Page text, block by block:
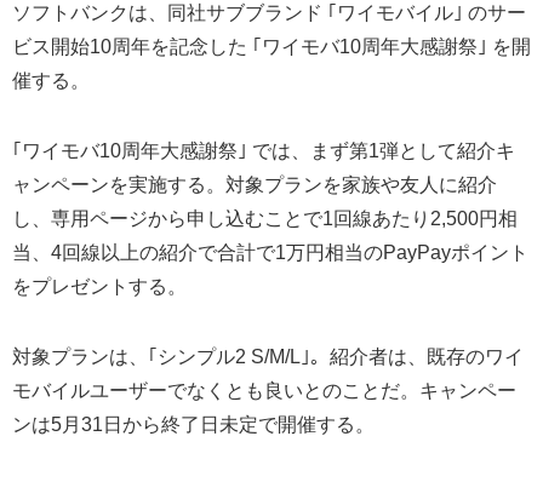
ソフトバンクは、同社サブブランド ｢ワイモバイル｣ のサー
ビス開始10周年を記念した ｢ワイモバ10周年大感謝祭｣ を開
催する。
｢ワイモバ10周年大感謝祭｣ では、まず第1弾として紹介キ
ャンペーンを実施する。対象プランを家族や友人に紹介
し、専用ページから申し込むことで1回線あたり2,500円相
当、4回線以上の紹介で合計で1万円相当のPayPayポイント
をプレゼントする。
対象プランは、｢シンプル2 S/M/L｣。紹介者は、既存のワイ
モバイルユーザーでなくとも良いとのことだ。キャンペー
ンは5月31日から終了日未定で開催する。